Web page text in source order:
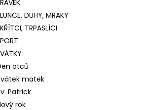
DUHY, MRAKY
TRPASLÍCI
otců
matek
Patrick
rok